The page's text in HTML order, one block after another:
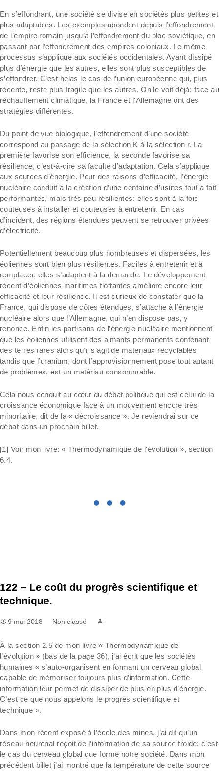
En s’effondrant, une société se divise en sociétés plus petites et
plus adaptables. Les exemples abondent depuis l’effondrement
de l’empire romain jusqu’à l’effondrement du bloc soviétique, en
passant par l’effondrement des empires coloniaux. Le même
processus s’applique aux sociétés occidentales. Ayant dissipé
plus d’énergie que les autres, elles sont plus susceptibles de
s’effondrer. C’est hélas le cas de l’union européenne qui, plus
récente, reste plus fragile que les autres. On le voit déjà: face au
réchauffement climatique, la France et l’Allemagne ont des
stratégies différentes.
Du point de vue biologique, l’effondrement d’une société
correspond au passage de la sélection K à la sélection r. La
première favorise son efficience, la seconde favorise sa
résilience, c’est-à-dire sa faculté d’adaptation. Cela s’applique
aux sources d’énergie. Pour des raisons d’efficacité, l’énergie
nucléaire conduit à la création d’une centaine d’usines tout à fait
performantes, mais très peu résilientes: elles sont à la fois
couteuses à installer et couteuses à entretenir. En cas
d’incident, des régions étendues peuvent se retrouver privées
d’électricité.
Potentiellement beaucoup plus nombreuses et dispersées, les
éoliennes sont bien plus résilientes. Faciles à entretenir et à
remplacer, elles s’adaptent à la demande. Le développement
récent d’éoliennes maritimes flottantes améliore encore leur
efficacité et leur résilience. Il est curieux de constater que la
France, qui dispose de côtes étendues, s’attache à l’énergie
nucléaire alors que l’Allemagne, qui n’en dispose pas, y
renonce. Enfin les partisans de l’énergie nucléaire mentionnent
que les éoliennes utilisent des aimants permanents contenant
des terres rares alors qu’il s’agit de matériaux recyclables
tandis que l’uranium, dont l’approvisionnement pose tout autant
de problèmes, est un matériau consommable.
Cela nous conduit au cœur du débat politique qui est celui de la
croissance économique face à un mouvement encore très
minoritaire, dit de la « décroissance ». Je reviendrai sur ce
débat dans un prochain billet.
[1] Voir mon livre: « Thermodynamique de l’évolution », section
6.4.
122 – Le coût du progrès scientifique et
technique.
9 mai 2018 Non classé
À la section 2.5 de mon livre « Thermodynamique de
l’évolution » (bas de la page 36), j’ai écrit que les sociétés
humaines « s’auto-organisent en formant un cerveau global
capable de mémoriser toujours plus d’information. Cette
information leur permet de dissiper de plus en plus d’énergie.
C’est ce que nous appelons le progrès scientifique et
technique ».
Dans mon récent exposé à l’école des mines, j’ai dit qu’un
réseau neuronal reçoit de l’information de sa source froide: c’est
le cas du cerveau global que forme notre société. Dans mon
précédent billet j’ai montré que la température de cette source